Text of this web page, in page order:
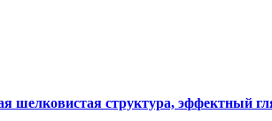
шелковистая структура, эффектный